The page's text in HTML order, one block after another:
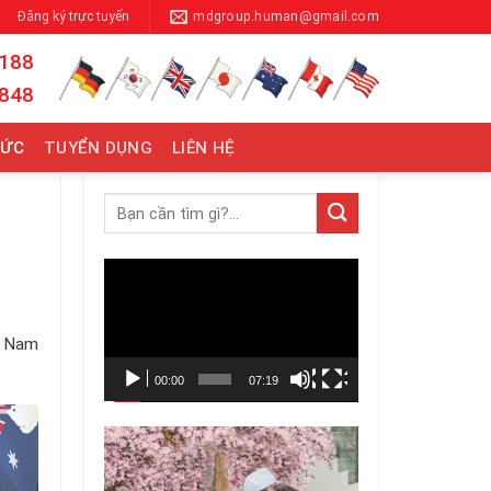
Đăng ký trực tuyến mdgroup.human@gmail.com
TUYỂN DỤNG LIÊN HỆ
00:00 07:19